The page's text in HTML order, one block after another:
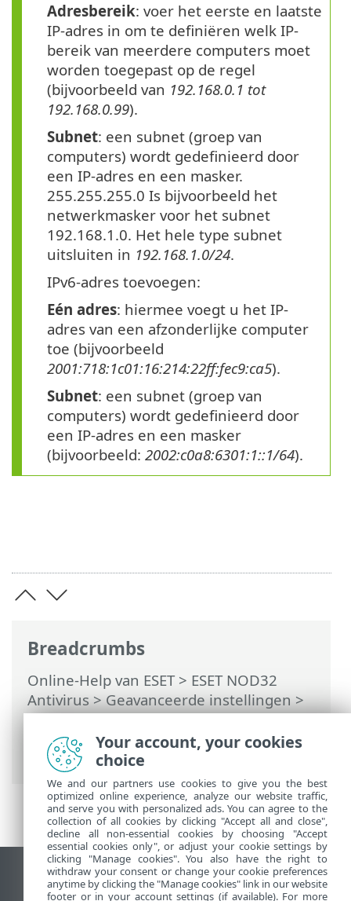
Breadcrumbs
Online-Help van ESET> ESET NOD32
Antivirus>Geavanceerde instellingen>
Beveiliging>Beveiliging van e-mailclient
Beveiliging van e-mailverkeer >
Uitgesloten IP's
Adresbereik: voer het eerste en laatste
IP-adres in om te definiëren welk IP-
bereik van meerdere computers moet
worden toegepast op de regel
(bijvoorbeeld van 192.168.0.1 tot
192.168.0.99).
Subnet: een subnet (groep van
computers) wordt gedefinieerd door
een IP-adres en een masker.
255.255.255.0 Is bijvoorbeeld het
netwerkmasker voor het subnet
192.168.1.0. Het hele type subnet
uitsluiten in 192.168.1.0/24.
IPv6-adres toevoegen:
Eén adres: hiermee voegt u het IP-
adres van een afzonderlijke computer
toe (bijvoorbeeld
2001:718:1c01:16:214:22ff:fec9:ca5).
Subnet: een subnet (groep van
computers) wordt gedefinieerd door
een IP-adres en een masker
(bijvoorbeeld: 2002:c0a8:6301:1::1/64).
Bureaubladwebsite weergeven
Your account, your cookies
choice
We and our partners use cookies to give you the best
optimized online experience, analyze our website traffic,
and serve you with personalized ads. You can agree to the
collection of all cookies by clicking "Accept all and close",
decline all non-essential cookies by choosing "Accept
essential cookies only", or adjust your cookie settings by
clicking "Manage cookies". You also have the right to
withdraw your consent or change your cookie preferences
anytime by clicking the "Manage cookies" link in our website
footer or in your account settings (if available). For more